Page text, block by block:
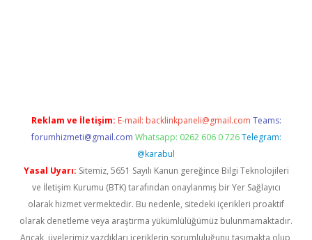
Reklam ve İletişim: E-mail: backlinkpaneli@gmail.com Teams:
forumhizmeti@gmail.com Whatsapp: 0262 606 0 726 Telegram:
@karabul
Yasal Uyarı: Sitemiz, 5651 Sayılı Kanun gereğince Bilgi Teknolojileri
ve İletişim Kurumu (BTK) tarafından onaylanmış bir Yer Sağlayıcı
olarak hizmet vermektedir. Bu nedenle, sitedeki içerikleri proaktif
olarak denetleme veya araştırma yükümlülüğümüz bulunmamaktadır.
Ancak, üyelerimiz yazdıkları içeriklerin sorumluluğunu taşımakta olup,